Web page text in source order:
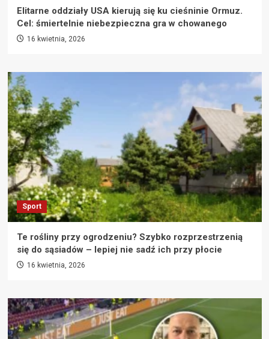
Elitarne oddziały USA kierują się ku cieśninie Ormuz.
Cel: śmiertelnie niebezpieczna gra w chowanego
16 kwietnia, 2026
Sport
Te rośliny przy ogrodzeniu? Szybko rozprzestrzenią
się do sąsiadów – lepiej nie sadź ich przy płocie
16 kwietnia, 2026